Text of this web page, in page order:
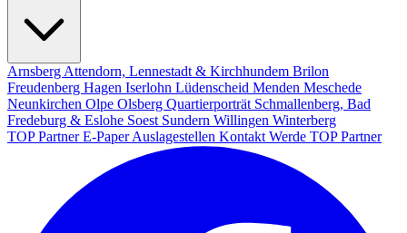
Arnsberg Attendorn, Lennestadt & Kirchhundem Brilon
Freudenberg Hagen Iserlohn Lüdenscheid Menden Meschede
Neunkirchen Olpe Olsberg Quartierporträt Schmallenberg, Bad
Fredeburg & Eslohe Soest Sundern Willingen Winterberg
TOP PartnerE-PaperAuslagestellen Kontakt Werde TOP Partner